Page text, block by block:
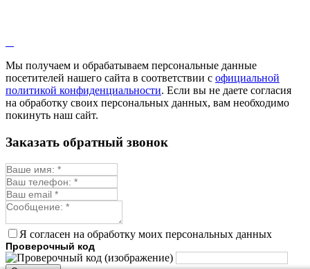
Мы получаем и обрабатываем персональные данные
посетителей нашего сайта в соответствии с официальной
политикой конфиденциальности. Если вы не даете согласия
на обработку своих персональных данных, вам необходимо
покинуть наш сайт.
Заказать обратный звонок
Я согласен на обработку моих персональных данных
Проверочный код